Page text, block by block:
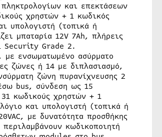
και επεκτάσεων
χρηστών + 1 κωδικός
υπολογιστή (τοπικά ή
μπαταρία 12V 7Ah, πλήρεις
Security Grade 2.
με ενσωματωμένο ασύρματο
ζώνες ή 14 με διπλασιασμό,
ζώνη πυρανίχνευσης 2
bus, σύνδεση ως 15
κωδικούς χρηστών + 1
και υπολογιστή (τοπικά ή
με δυνατότητα προσθήκης
κωδικοποιητή